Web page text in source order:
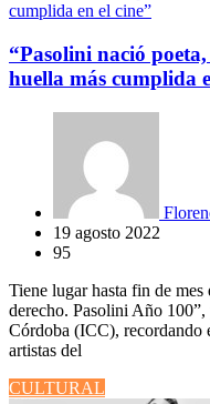
“Pasolini nació
huella más cumplida
19 agosto 2022
95
Tiene lugar hasta fin de
derecho. Pasolini Año
Córdoba (ICC), recordando
artistas del
CULTURAL